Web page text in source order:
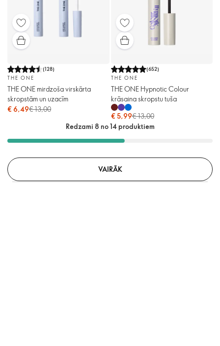
(128)
THE ONE
THE ONE mirdzoša virskārta
skropstām un uzacīm
€ 6,49€ 13,00
(652)
THE ONE
THE ONE Hypnotic Colour
krāsaina skropstu tuša
€ 5,99€ 13,00
Redzami 8 no 14 produktiem
VAIRĀK